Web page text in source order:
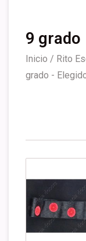
9 grado
Inicio / Rito
grado -